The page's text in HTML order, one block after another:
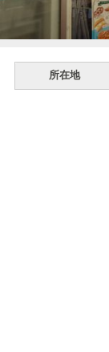
所在地